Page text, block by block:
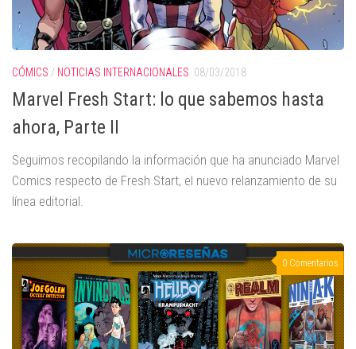
CÓMICS / NOTICIAS INTERNACIONALES 08/03/2018
Marvel Fresh Start: lo que sabemos hasta
ahora, Parte II
Seguimos recopilando la información que ha anunciado Marvel
Comics respecto de Fresh Start, el nuevo relanzamiento de su
línea editorial.
0 Comentarios